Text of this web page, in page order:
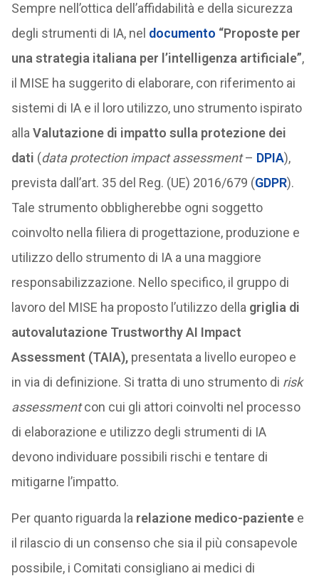
Sempre nell’ottica dell’affidabilità e della sicurezza
degli strumenti di IA, nel documento “Proposte per
una strategia italiana per l’intelligenza artificiale”,
il MISE ha suggerito di elaborare, con riferimento ai
sistemi di IA e il loro utilizzo, uno strumento ispirato
alla Valutazione di impatto sulla protezione dei
dati (data protection impact assessment– DPIA),
prevista dall’art. 35 del Reg. (UE) 2016/679 (GDPR).
Tale strumento obbligherebbe ogni soggetto
coinvolto nella filiera di progettazione, produzione e
utilizzo dello strumento di IA a una maggiore
responsabilizzazione. Nello specifico, il gruppo di
lavoro del MISE ha proposto l’utilizzo della griglia di
autovalutazione Trustworthy AI Impact
Assessment (TAIA),presentata a livello europeo e
in via di definizione. Si tratta di uno strumento di risk
assessmentcon cui gli attori coinvolti nel processo
di elaborazione e utilizzo degli strumenti di IA
devono individuare possibili rischi e tentare di
mitigarne l’impatto.
Per quanto riguarda la relazione medico-pazientee
il rilascio di un consenso che sia il più consapevole
possibile, i Comitati consigliano ai medici di